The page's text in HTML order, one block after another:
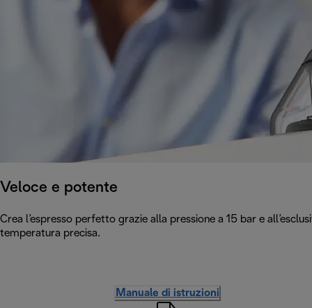
Veloce e potente
Crea l’espresso perfetto grazie alla pressione a 15 bar e
temperatura precisa.
Manuale di istruzioni